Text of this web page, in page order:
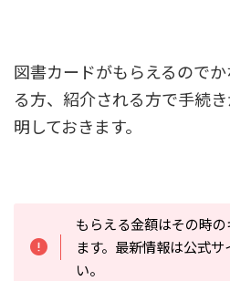
図書カードがもらえるので
る方、紹介される方で手続
明しておきます。
もらえる金額はその時
ます。最新情報は公式
い。